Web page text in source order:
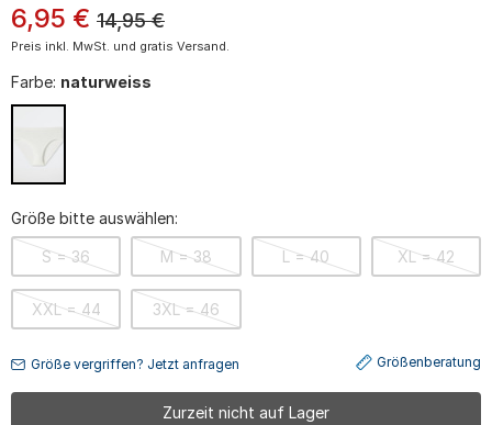
6,95 € 14,95€
Preis inkl. MwSt. und gratis Versand.
Farbe: naturweiss
Größe bitte auswählen:
S = 36 M = 38 L = 40 XL = 42
XXL = 44 3XL = 46
Größe vergriffen? Jetzt anfragen Größenberatung
Zurzeit nicht auf Lager